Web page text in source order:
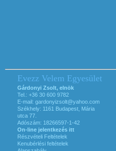
Evezz Velem Egyesület
Gárdonyi Zsolt, elnök
Tel.: +36 30 600 9782
E-mail: gardonyizsolt@yahoo.com
Székhely: 1161 Budapest, Mária
utca 77.
Adószám: 18266597-1-42
On-line jelentkezés itt
Részvételi Feltételek
Kenubérlési feltételek